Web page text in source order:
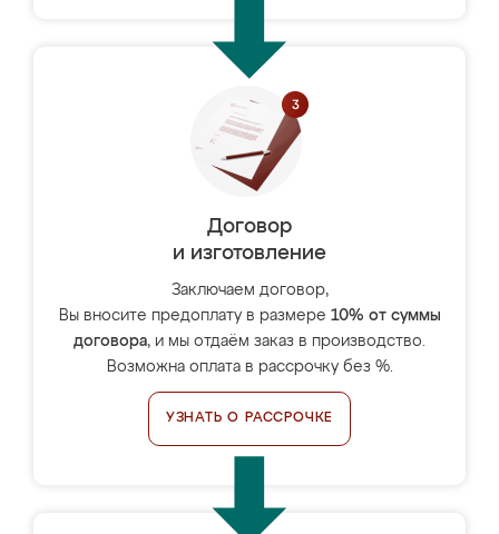
Договор
и изготовление
Заключаем договор,
Вы вносите предоплату в размере 10% от суммы
договора, и мы отдаём заказ в производство.
Возможна оплата в рассрочку без %.
УЗНАТЬ О РАССРОЧКЕ